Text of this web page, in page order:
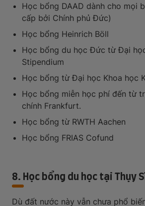
Học bổng DAAD dành cho mọi
cấp bởi Chính phủ Đức)
Học bổng Heinrich Böll
Học bổng du học Đức từ Đại
Stipendium
Học bổng từ Đại học Khoa học
Học bổng miễn học phí đến từ
chính Frankfurt.
Học bổng từ RWTH Aachen
Học bổng FRIAS Cofund
8. Học bổng du học tại Thụy
Dù đất nước này vẫn chưa phổ